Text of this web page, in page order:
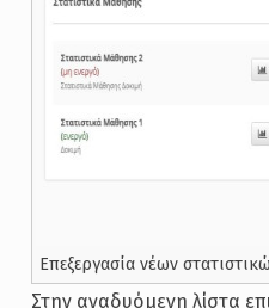
Επεξεργασία νέων
Στην αναδυόμενη λίστα